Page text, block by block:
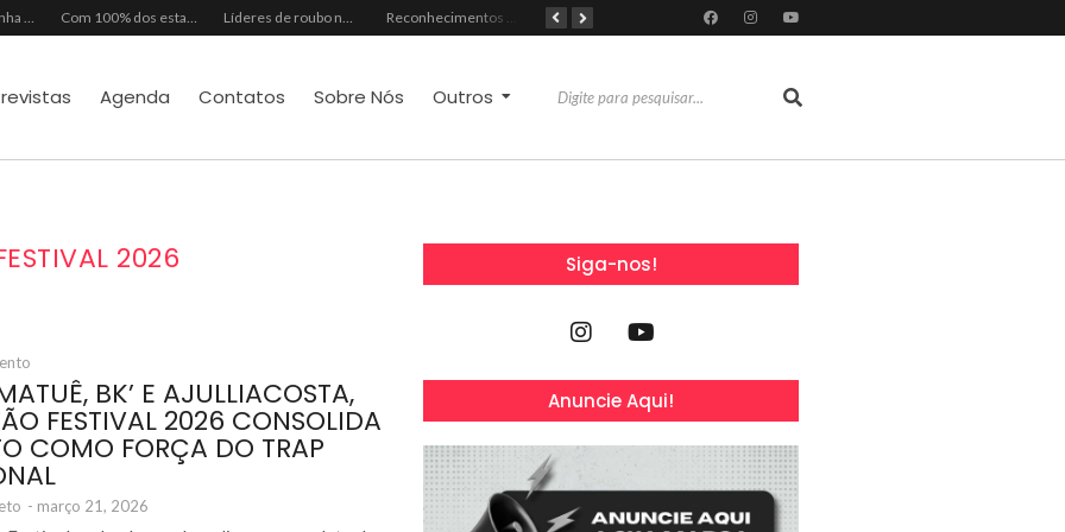
Mês dos Pais ganha programação especial com atrações gratuitas para toda a família no Shopping Maranguape Com 100% dos estandes comercializados, Feira Regional da Beleza reunirá mais de 500 marcas no Centro de Eventos do CE em outubro Líderes de roubo no país, Chevrolet Ônix e Prisma, Hyundai HB20 e Ford Ka enfrentam escassez de peças originais Reconhecimentos consolidam legado do Grupo Raymundo da Fonte ao completar 80 anos
Agenda Contatos Sobre Nós Outros
2026
BK’ E AJULLIACOSTA,
FESTIVAL 2026 CONSOLIDA
COMO FORÇA DO TRAP
- março 21, 2026
Siga-nos!
Anuncie Aqui!